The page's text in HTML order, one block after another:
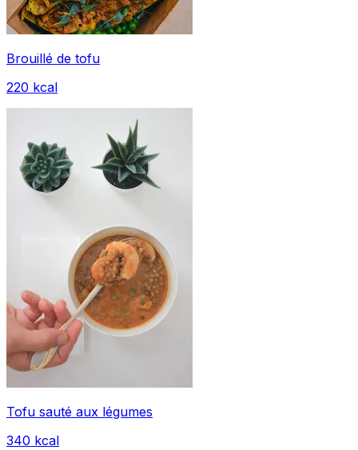
Brouillé de tofu
220 kcal
Tofu sauté aux légumes
340 kcal